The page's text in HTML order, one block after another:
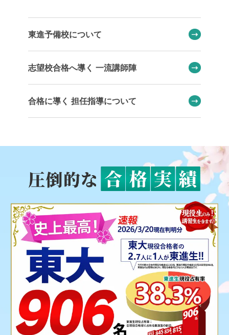
東進予備校について
志望校合格へ導く 一流講師陣
合格に導く 担任指導について